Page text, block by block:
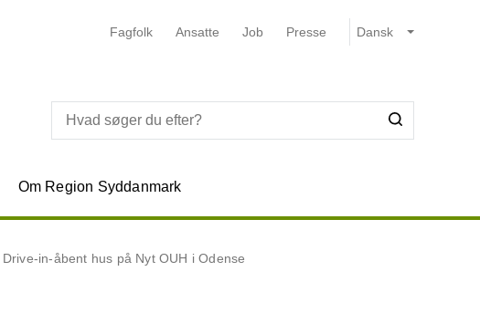
Fagfolk Ansatte Job Presse
Om Region Syddanmark
Drive-in-åbent hus på Nyt OUH i Odense